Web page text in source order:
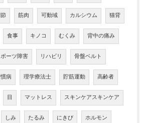
筋肉 可動域 カルシウム 猫背
食事 キノコ むくみ 背中の痛み
ーツ障害 リハビリ 骨盤ベルト
病 理学療法士 貯筋運動 高齢者
目 マットレス スキンケアスキンケア
しみ たるみ にきび ホルモン